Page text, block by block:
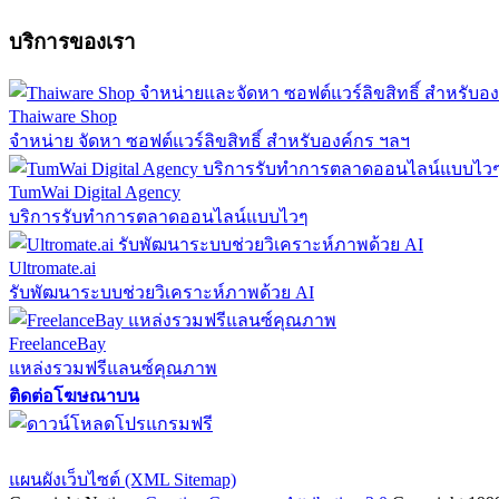
บริการของเรา
Thaiware Shop
จำหน่าย จัดหา ซอฟต์แวร์ลิขสิทธิ์ สำหรับองค์กร ฯลฯ
TumWai Digital Agency
บริการรับทำการตลาดออนไลน์แบบไวๆ
Ultromate.ai
รับพัฒนาระบบช่วยวิเคราะห์ภาพด้วย AI
FreelanceBay
แหล่งรวมฟรีแลนซ์คุณภาพ
ติดต่อโฆษณาบน
แผนผังเว็บไซต์ (XML Sitemap)